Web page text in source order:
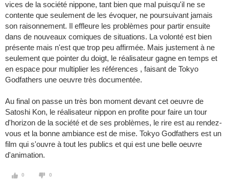
vices de la société nippone, tant bien que mal puisqu'il ne se
contente que seulement de les évoquer, ne poursuivant jamais
son raisonnement. Il effleure les problèmes pour partir ensuite
dans de nouveaux comiques de situations. La volonté est bien
présente mais n'est que trop peu affirmée. Mais justement à ne
seulement que pointer du doigt, le réalisateur gagne en temps et
en espace pour multiplier les références , faisant de Tokyo
Godfathers une oeuvre très documentée.
Au final on passe un très bon moment devant cet oeuvre de
Satoshi Kon, le réalisateur nippon en profite pour faire un tour
d'horizon de la société et de ses problèmes, le rire est au rendez-
vous et la bonne ambiance est de mise. Tokyo Godfathers est un
film qui s'ouvre à tout les publics et qui est une belle oeuvre
d'animation.
0 0